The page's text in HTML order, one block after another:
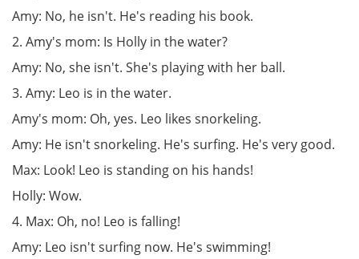
Amy: No, he isn't. He's reading his book.
2. Amy's mom: Is Holly in the water?
Amy: No, she isn't. She's playing with her ball.
3. Amy: Leo is in the water.
Amy's mom: Oh, yes. Leo likes snorkeling.
Amy: He isn't snorkeling. He's surfing. He's very good.
Max: Look! Leo is standing on his hands!
Holly: Wow.
4. Max: Oh, no! Leo is falling!
Amy: Leo isn't surfing now. He's swimming!